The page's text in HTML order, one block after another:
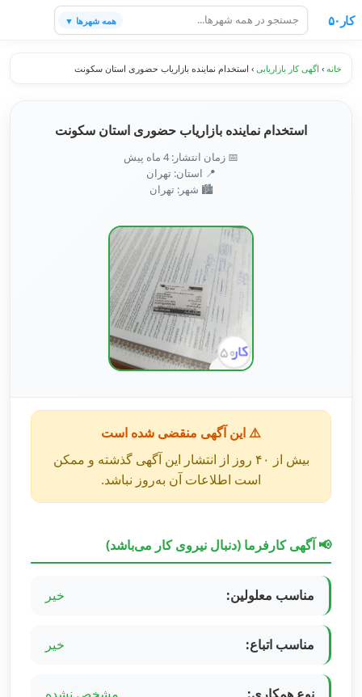
کار۵۰ همه شهرها ▼
خانه › اگهی کار بازاریابی › استخدام نماینده بازاریاب حضوری استان سکونت
استخدام نماینده بازاریاب حضوری استان سکونت
📅 زمان انتشار: 4 ماه پیش
📍 استان: تهران
🏙️ شهر: تهران
⚠️ این آگهی منقضی شده است
بیش از ۴۰ روز از انتشار این آگهی گذشته و ممکن
است اطلاعات آن به‌روز نباشد.
📢 آگهی کارفرما (دنبال نیروی کار می‌باشد)
مناسب معلولین: خیر
مناسب اتباع: خیر